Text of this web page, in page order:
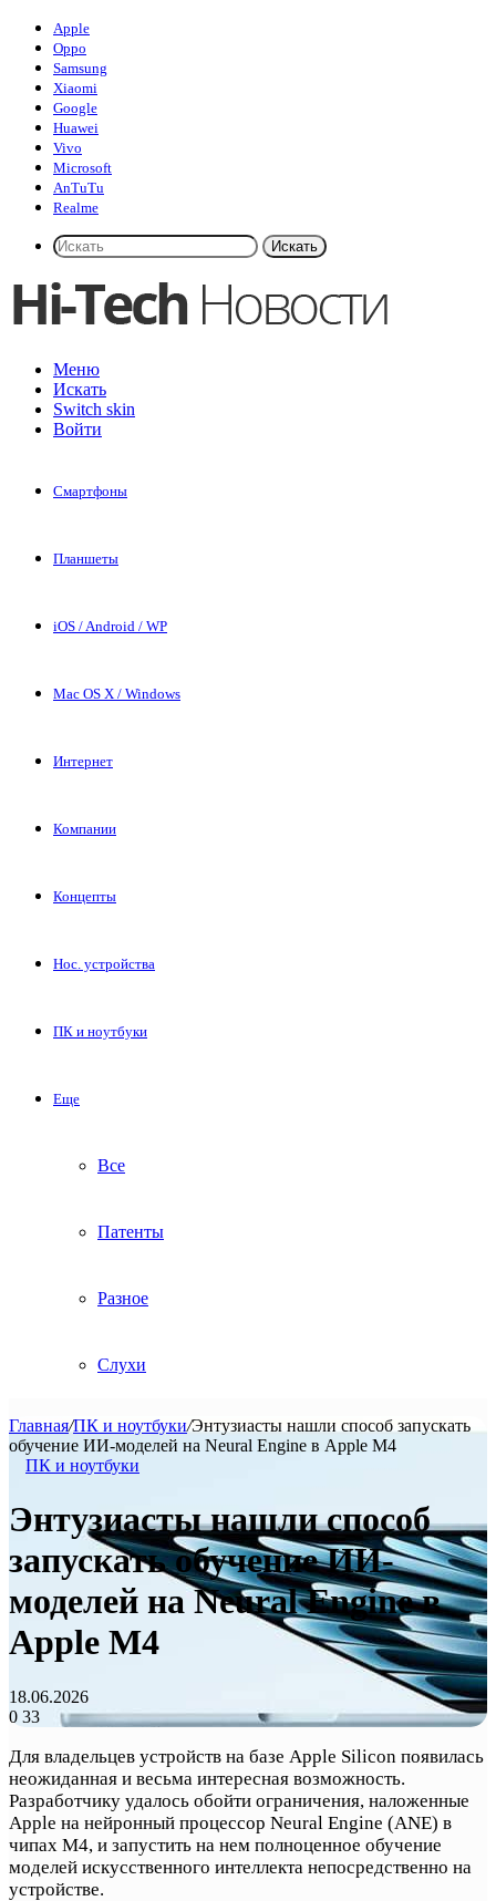
Apple
Oppo
Samsung
Xiaomi
Google
Huawei
Vivo
Microsoft
AnTuTu
Realme
Искать
Меню
Искать
Switch skin
Войти
Смартфоны
Планшеты
iOS / Android / WP
Mac OS X / Windows
Интернет
Компании
Концепты
Нос. устройства
ПК и ноутбуки
Еще
Все
Патенты
Разное
Слухи
Главная/ПК и ноутбуки/Энтузиасты нашли способ запускать
обучение ИИ-моделей на Neural Engine в Apple M4
ПК и ноутбуки
Энтузиасты нашли способ
запускать обучение ИИ-
моделей на Neural Engine в
Apple M4
18.06.2026
0 33
Для владельцев устройств на базе Apple Silicon появилась
неожиданная и весьма интересная возможность.
Разработчику удалось обойти ограничения, наложенные
Apple на нейронный процессор Neural Engine (ANE) в
чипах M4, и запустить на нем полноценное обучение
моделей искусственного интеллекта непосредственно на
устройстве.